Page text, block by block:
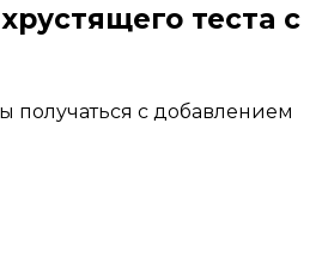
теста с
получаться с добавлением